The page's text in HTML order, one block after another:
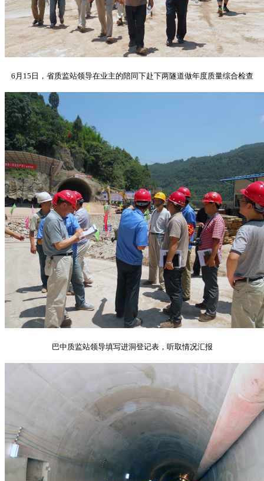
6月15日，省质监站领导在业主的陪同下赴下两隧道做年度质量综合检查
巴中质监站领导填写进洞登记表，听取情况汇报